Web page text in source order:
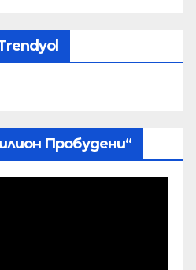
Пробудени“